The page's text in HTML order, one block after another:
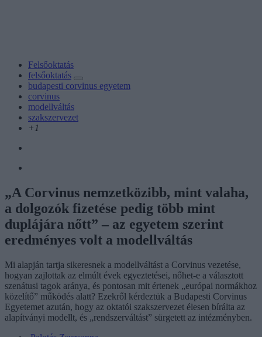
Felsőoktatás
felsőoktatás
budapesti corvinus egyetem
corvinus
modellváltás
szakszervezet
+1
„A Corvinus nemzetközibb, mint valaha,
a dolgozók fizetése pedig több mint
duplájára nőtt” – az egyetem szerint
eredményes volt a modellváltás
Mi alapján tartja sikeresnek a modellváltást a Corvinus vezetése,
hogyan zajlottak az elmúlt évek egyeztetései, nőhet-e a választott
szenátusi tagok aránya, és pontosan mit értenek „európai normákhoz
közelítő” működés alatt? Ezekről kérdeztük a Budapesti Corvinus
Egyetemet azután, hogy az oktatói szakszervezet élesen bírálta az
alapítványi modellt, és „rendszerváltást” sürgetett az intézményben.